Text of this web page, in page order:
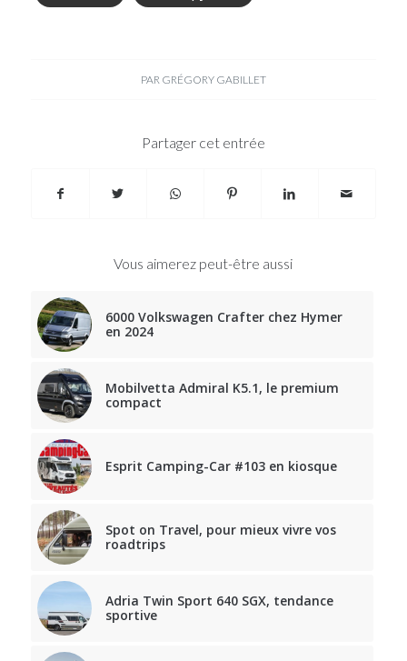
PAR GRÉGORY GABILLET
Partager cet entrée
Vous aimerez peut-être aussi
6000 Volkswagen Crafter chez Hymer
en 2024
Mobilvetta Admiral K5.1, le premium
compact
Esprit Camping-Car #103 en kiosque
Spot on Travel, pour mieux vivre vos
roadtrips
Adria Twin Sport 640 SGX, tendance
sportive